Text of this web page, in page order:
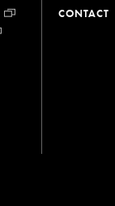
CONTACT